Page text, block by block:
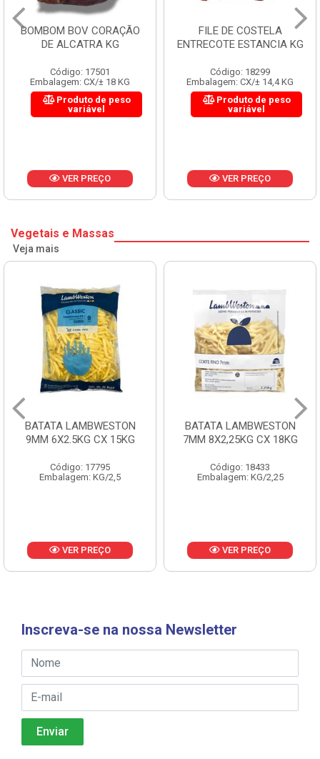
BOMBOM BOV CORAÇÃO
DE ALCATRA KG
Código: 17501
Embalagem: CX/± 18 KG
Produto de peso
variável
VER PREÇO
FILE DE COSTELA
ENTRECOTE ESTANCIA KG
Código: 18299
Embalagem: CX/± 14,4 KG
Produto de peso
variável
VER PREÇO
Vegetais e Massas
Veja mais
BATATA LAMBWESTON
9MM 6X2.5KG CX 15KG
Código: 17795
Embalagem: KG/2,5
VER PREÇO
BATATA LAMBWESTON
7MM 8X2,25KG CX 18KG
Código: 18433
Embalagem: KG/2,25
VER PREÇO
Inscreva-se na nossa Newsletter